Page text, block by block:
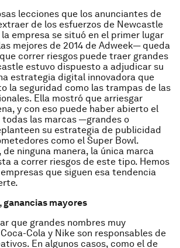
lecciones que los anunciantes de
de los esfuerzos de Newcastle
empresa se situó en el primer lugar
mejores de 2014 de Adweek— queda
correr riesgos puede traer grandes
estuvo dispuesto a adjudicar su
estrategia digital innovadora que
la seguridad como las trampas de las
Ella mostró que arriesgar
y con eso puede haber abierto el
todas las marcas —grandes o
su estrategia de publicidad
como el Super Bowl.
de ninguna manera, la única marca
a correr riesgos de este tipo. Hemos
que siguen esa tendencia
ganancias mayores
que grandes nombres muy
Cola y Nike son responsables de
En algunos casos, como el de